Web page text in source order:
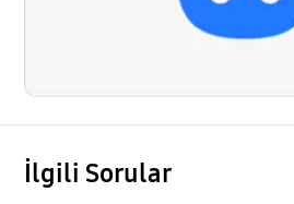
İlgili Sorular